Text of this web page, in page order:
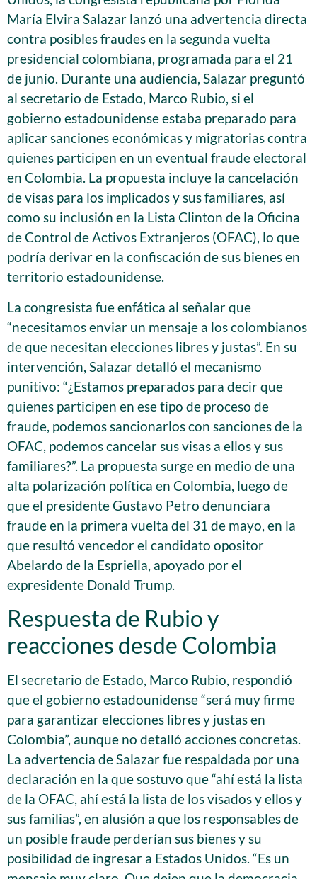
María Elvira Salazar lanzó una advertencia directa
contra posibles fraudes en la segunda vuelta
presidencial colombiana, programada para el 21
de junio. Durante una audiencia, Salazar preguntó
al secretario de Estado, Marco Rubio, si el
gobierno estadounidense estaba preparado para
aplicar sanciones económicas y migratorias contra
quienes participen en un eventual fraude electoral
en Colombia. La propuesta incluye la cancelación
de visas para los implicados y sus familiares, así
como su inclusión en la Lista Clinton de la Oficina
de Control de Activos Extranjeros (OFAC), lo que
podría derivar en la confiscación de sus bienes en
territorio estadounidense.
La congresista fue enfática al señalar que
“necesitamos enviar un mensaje a los colombianos
de que necesitan elecciones libres y justas”. En su
intervención, Salazar detalló el mecanismo
punitivo: “¿Estamos preparados para decir que
quienes participen en ese tipo de proceso de
fraude, podemos sancionarlos con sanciones de la
OFAC, podemos cancelar sus visas a ellos y sus
familiares?”. La propuesta surge en medio de una
alta polarización política en Colombia, luego de
que el presidente Gustavo Petro denunciara
fraude en la primera vuelta del 31 de mayo, en la
que resultó vencedor el candidato opositor
Abelardo de la Espriella, apoyado por el
expresidente Donald Trump.
Respuesta de Rubio y
reacciones desde Colombia
El secretario de Estado, Marco Rubio, respondió
que el gobierno estadounidense “será muy firme
para garantizar elecciones libres y justas en
Colombia”, aunque no detalló acciones concretas.
La advertencia de Salazar fue respaldada por una
declaración en la que sostuvo que “ahí está la lista
de la OFAC, ahí está la lista de los visados y ellos y
sus familias”, en alusión a que los responsables de
un posible fraude perderían sus bienes y su
posibilidad de ingresar a Estados Unidos. “Es un